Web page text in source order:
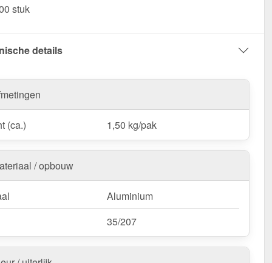
Kalotten | Profiel 35/207 - Veilig vastzetten & optimaal
stuk
details
(ca.) 1,50 kg/pak
/ opbouw
Aluminium
35/207